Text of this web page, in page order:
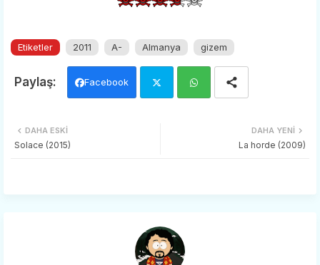
Etiketler 2011 A- Almanya gizem
Facebook
DAHA YENI
La horde (2009)
DAHA ESKI
Solace (2015)